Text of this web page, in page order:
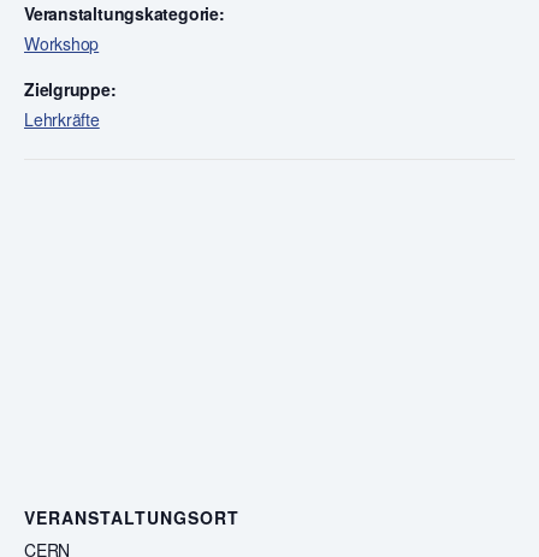
Veranstaltungskategorie:
Workshop
Zielgruppe:
Lehrkräfte
VERANSTALTUNGSORT
CERN